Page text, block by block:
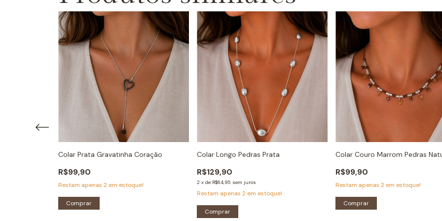
Colar Prata Gravatinha Coração
R$99,90
Restam apenas 2 em estoque!
Comprar
Colar Longo Pedras Prata
R$129,90
2 x de R$64,95 sem juros
Restam apenas 2 em estoque!
Comprar
Colar Couro Marrom Pedras
R$99,90
Restam apenas 2 em estoque!
Comprar